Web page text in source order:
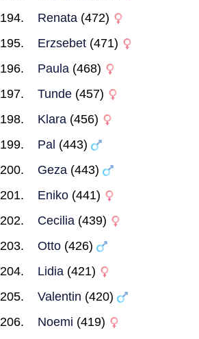
Renata (472)
Erzsebet (471)
Paula (468)
Tunde (457)
Klara (456)
Pal (443)
Geza (443)
Eniko (441)
Cecilia (439)
Otto (426)
Lidia (421)
Valentin (420)
Noemi (419)